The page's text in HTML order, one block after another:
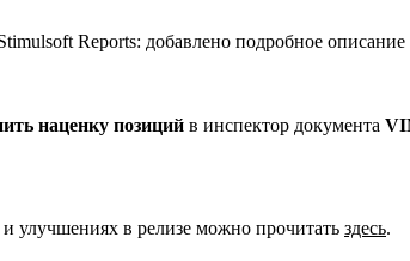
Reports: добавлено подробное
наценку позиций в инспектор документа
улучшениях в релизе можно прочитать здесь.